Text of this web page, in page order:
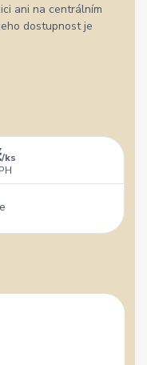
ani na centrálním
dostupnost je
/ks